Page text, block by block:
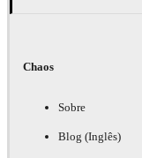
Chaos
Sobre
Blog (Inglês)